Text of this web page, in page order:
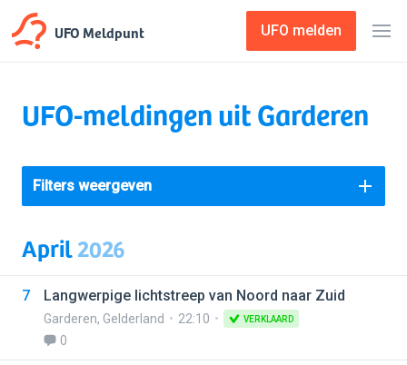
UFO Meldpunt UFO melden
UFO-meldingen uit Garderen
Filters weergeven
April2026
7 Langwerpige lichtstreep van Noord naar Zuid
Garderen, Gelderland 22:10 VERKLAARD
0